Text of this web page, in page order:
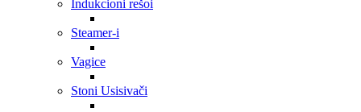
Indukcioni rešoi
Steamer-i
Vagice
Stoni Usisivači